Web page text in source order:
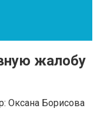
жалобу
Оксана Борисова